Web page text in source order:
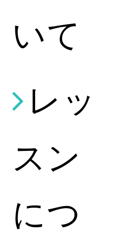
いて
レッ
スン
につ